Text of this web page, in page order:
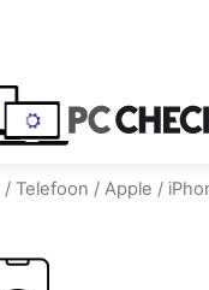
/ Telefoon / Apple /